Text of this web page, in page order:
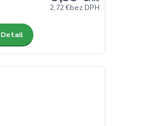
2,72 €bez DPH
Detail